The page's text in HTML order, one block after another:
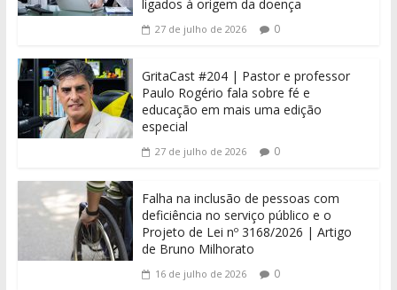
ligados à origem da doença
27 de julho de 2026 0
GritaCast #204 | Pastor e professor
Paulo Rogério fala sobre fé e
educação em mais uma edição
especial
27 de julho de 2026 0
Falha na inclusão de pessoas com
deficiência no serviço público e o
Projeto de Lei nº 3168/2026 | Artigo
de Bruno Milhorato
16 de julho de 2026 0